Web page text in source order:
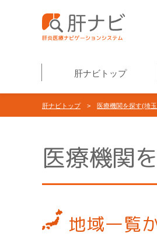
肝ナビトップ
肝ナビトップ> 医療機関を探す(埼
医療機関
地域一覧